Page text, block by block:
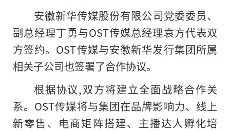
安徽新华传媒股份有限公司党委委员、
副总经理丁勇与OST传媒总经理袁方代表双
方签约。OST传媒与安徽新华发行集团所属
相关子公司也签署了合作协议。
根据协议,双方将建立全面战略合作关
系。OST传媒将与集团在品牌影响力、线上
新零售、电商矩阵搭建、主播达人孵化培